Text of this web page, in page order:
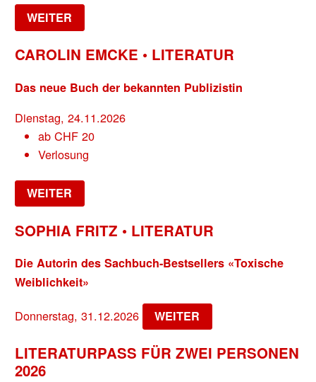
WEITER
CAROLIN EMCKE • LITERATUR
Das neue Buch der bekannten Publizistin
Dienstag, 24.11.2026
ab CHF20
Verlosung
WEITER
SOPHIA FRITZ • LITERATUR
Die Autorin des Sachbuch-Bestsellers «Toxische
Weiblichkeit»
Donnerstag, 31.12.2026 WEITER
LITERATURPASS FÜR ZWEI PERSONEN
2026